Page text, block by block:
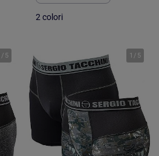
2 colori
/ 5 1 / 5